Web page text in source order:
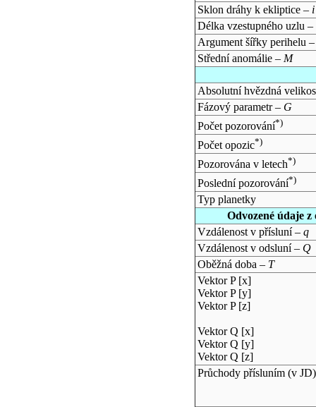
Sklon dráhy k ekliptice – i
Délka vzestupného uzlu –
Argument šířky perihelu
Střední anomálie – M
Absolutní hvězdná
Fázový parametr – G
Počet pozorování*)
Počet opozic*)
Pozorována v letech*)
Poslední pozorování*)
Typ planetky
Odvozené údaje
Vzdálenost v přísluní – q
Vzdálenost v odsluní – Q
Oběžná doba – T
Vektor P [x]
Vektor P [y]
Vektor P [z]
Vektor Q [x]
Vektor Q [y]
Vektor Q [z]
Průchody přísluním (v JD)